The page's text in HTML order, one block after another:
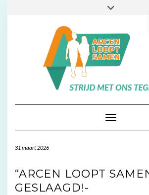
Toggle
31 maart 2026
“ARCEN LOOPT
GESLAAGD!-